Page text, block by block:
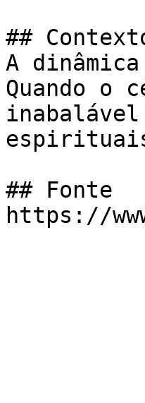
##
A
Quando o
## Fonte
https://